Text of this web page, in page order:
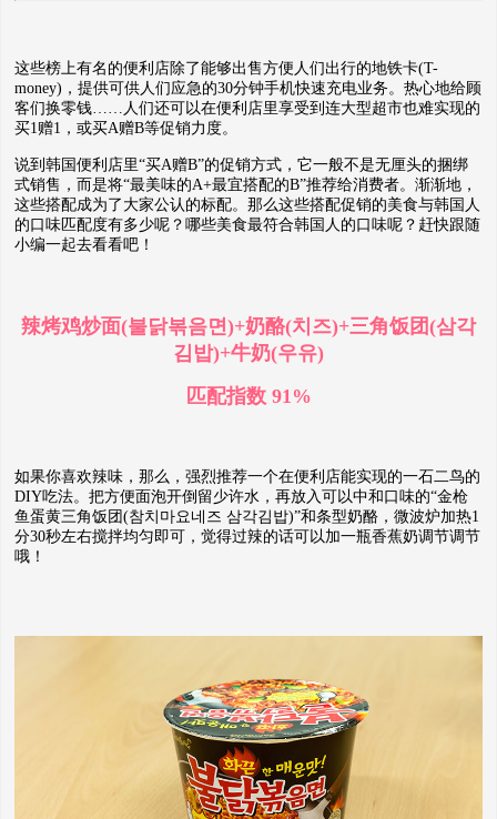
这些榜上有名的便利店除了能够出售方便人们出行的地铁卡(T-
money)，提供可供人们应急的30分钟手机快速充电业务。热心地给顾
客们换零钱……人们还可以在便利店里享受到连大型超市也难实现的
买1赠1，或买A赠B等促销力度。
说到韩国便利店里“买A赠B”的促销方式，它一般不是无厘头的捆绑
式销售，而是将“最美味的A+最宜搭配的B”推荐给消费者。渐渐地，
这些搭配成为了大家公认的标配。那么这些搭配促销的美食与韩国人
的口味匹配度有多少呢？哪些美食最符合韩国人的口味呢？赶快跟随
小编一起去看看吧！
辣烤鸡炒面(불닭볶음면)+奶酪(치즈)+三角饭团(삼각
김밥)+牛奶(우유)
匹配指数 91%
如果你喜欢辣味，那么，强烈推荐一个在便利店能实现的一石二鸟的
DIY吃法。把方便面泡开倒留少许水，再放入可以中和口味的“金枪
鱼蛋黄三角饭团(참치마요네즈 삼각김밥)”和条型奶酪，微波炉加热1
分30秒左右搅拌均匀即可，觉得过辣的话可以加一瓶香蕉奶调节调节
哦！